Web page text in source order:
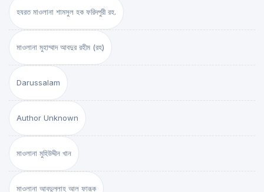
হযরত মাওলানা শামসুল হক ফরিদপুরী রহ.
মাওলানা মুহাম্মাদ আবদুর রহীম (রহ)
Darussalam
Author Unknown
মাওলানা মুহিউদ্দীন খান
মাওলানা আবদুল্লাহ আল ফারূক